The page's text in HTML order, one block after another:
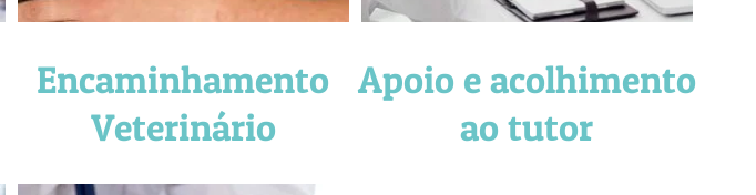
Encaminhamento
Veterinário
Apoio e acolhimento
ao tutor